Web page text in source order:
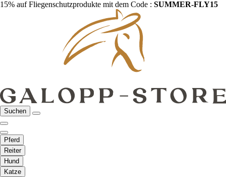
15% auf Fliegenschutzprodukte mit dem Code : SUMMER-FLY15
Suchen
Pferd
Reiter
Hund
Katze